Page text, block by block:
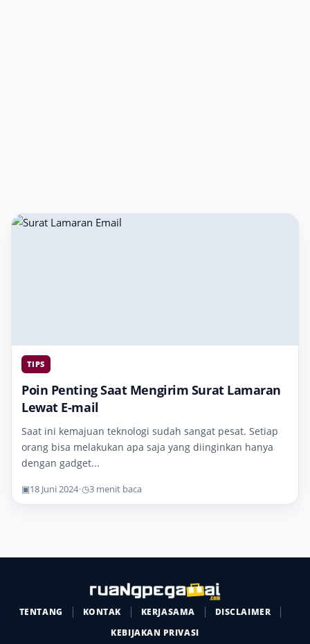
TIPS
Poin Penting Saat Mengirim Surat Lamaran
Lewat E-mail
Saat ini kemajuan teknologi sudah sangat pesat. Setiap
orang bisa melakukan apa saja yang diinginkan hanya
dengan gadget...
▣18 Juni 2024•◷3 menit baca
TENTANG KONTAK KERJASAMA
DISCLAIMER
KEBIJAKAN PRIVASI